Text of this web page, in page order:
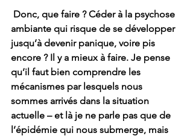
ambiante qui risque de se développer
jusqu’à devenir panique, voire pis
encore ? Il y a mieux à faire. Je pense
qu’il faut bien comprendre les
mécanismes par lesquels nous
sommes arrivés dans la situation
actuelle – et là je ne parle pas que de
l’épidémie qui nous submerge, mais